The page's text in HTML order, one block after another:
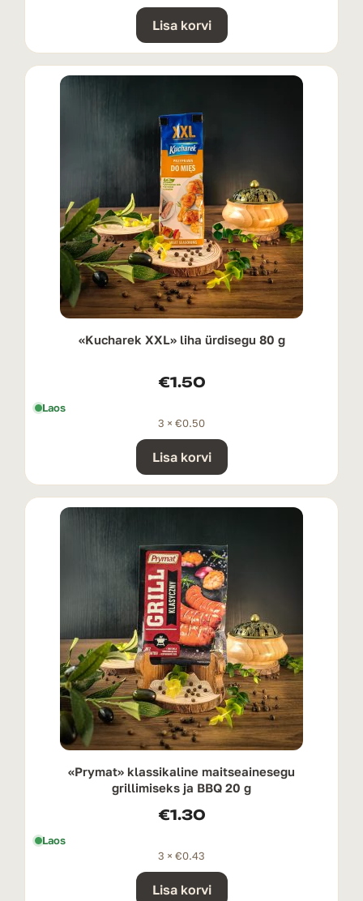
Lisa korvi
«Kucharek XXL» liha ürdisegu 80 g
€1.50
Laos
3 × €0.50
Lisa korvi
«Prymat» klassikaline maitseainesegu
grillimiseks ja BBQ 20 g
€1.30
Laos
3 × €0.43
Lisa korvi